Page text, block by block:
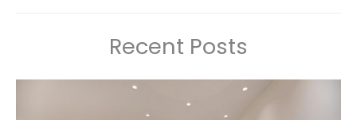
Recent Posts